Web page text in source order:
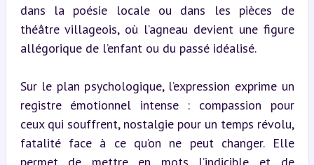
dans la poésie locale ou dans les pièces de
théâtre villageois, où l’agneau devient une figure
allégorique de l’enfant ou du passé idéalisé.
Sur le plan psychologique, l’expression exprime un
registre émotionnel intense : compassion pour
ceux qui souffrent, nostalgie pour un temps révolu,
fatalité face à ce qu’on ne peut changer. Elle